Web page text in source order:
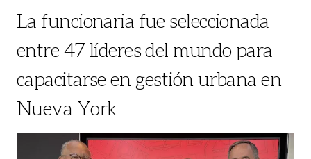
La funcionaria fue seleccionada
entre 47 líderes del mundo para
capacitarse en gestión urbana en
Nueva York